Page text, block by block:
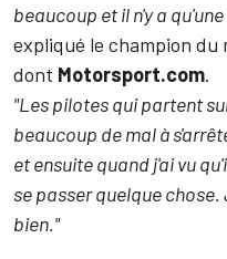
beaucoup et il n'y a
expliqué le champion du
dont Motorsport.com.
"Les pilotes qui partent
beaucoup de mal à
et ensuite quand j'ai vu
se passer quelque
bien."